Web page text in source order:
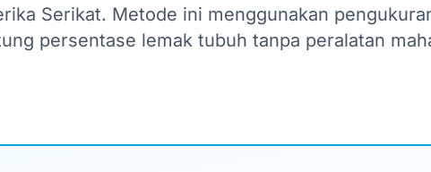
Serikat. Metode ini menggunakan
persentase lemak tubuh tanpa peralatan